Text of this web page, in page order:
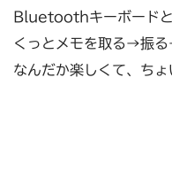
Bluetoothキーボードと
くっとメモを取る→振
なんだか楽しくて、ちょ